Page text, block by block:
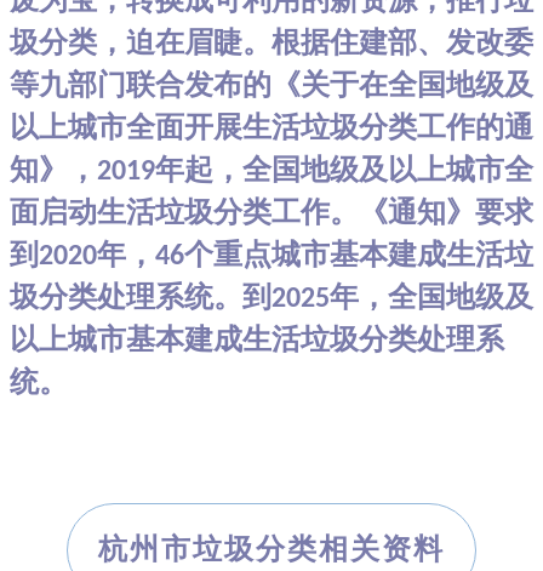
圾分类，迫在眉睫。根据住建部、发改委
等九部门联合发布的《关于在全国地级及
以上城市全面开展生活垃圾分类工作的通
知》， 2019年起，全国地级及以上城市全
面启动生活垃圾分类工作。《通知》要求
到 2020年， 46个重点城市基本建成生活垃
圾分类处理系统。到 2025年，全国地级及
以上城市基本建成生活垃圾分类处理系
统。
杭州市垃圾分类相关资料